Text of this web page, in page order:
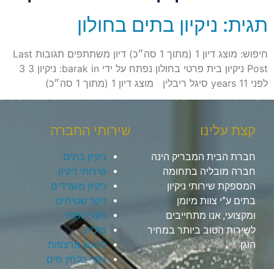
תגית: ניקיון בתים בחולון
חיפוש: מוצג דיון 1 (מתוך 1 סה״כ) דיון משתתפים תגובות Last
Post ניקיון בית פרטי בחולון נפתח על ידי barak in: ניקיון 3 3
לפני 11 years סיגל ריבלין מוצג דיון 1 (מתוך 1 סה״כ)
קצת עלינו
חברת הבית המבריק הינה
חברה מובליה בתחומה
המספקת שירותי ניקיון
בתים ע”י צוות מיומן
ומקצועי, אנו מתחייבים
לשירות הטוב ביותר במחיר
הוגן.
שירותי החברה
ניקיון בתים
שירותי ניקיון
ניקיון משרדים
ניקוי שטיחים
ניקוי ספות
פוליש
ליטוש מרצפות
ניקוי בלחץ מים